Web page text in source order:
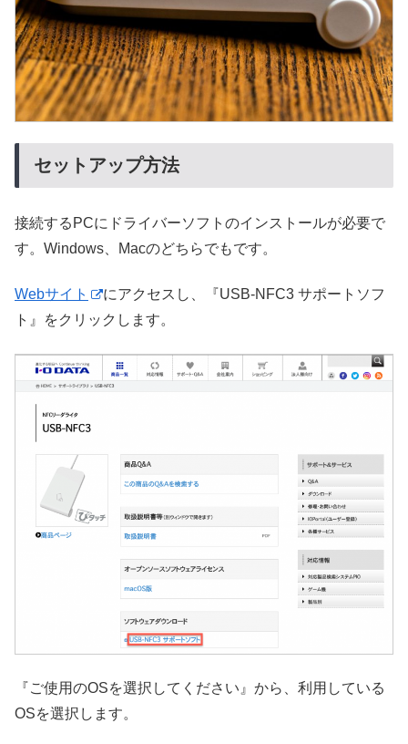
セットアップ方法
接続するPCにドライバーソフトのインストールが必要で
す。Windows、Macのどちらでもです。
Webサイト
にアクセスし、『USB-NFC3 サポートソフ
ト』をクリックします。
『ご使用のOSを選択してください』から、利用している
OSを選択します。